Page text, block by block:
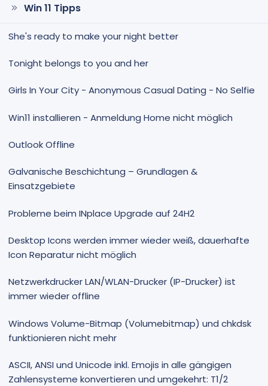
Win 11 Tipps
She's ready to make your night better
Tonight belongs to you and her
Girls In Your City - Anonymous Casual Dating - No Selfie
Win11 installieren - Anmeldung Home nicht möglich
Outlook Offline
Galvanische Beschichtung – Grundlagen &
Einsatzgebiete
Probleme beim INplace Upgrade auf 24H2
Desktop Icons werden immer wieder weiß, dauerhafte
Icon Reparatur nicht möglich
Netzwerkdrucker LAN/WLAN-Drucker (IP-Drucker) ist
immer wieder offline
Windows Volume-Bitmap (Volumebitmap) und chkdsk
funktionieren nicht mehr
ASCII, ANSI und Unicode inkl. Emojis in alle gängigen
Zahlensysteme konvertieren und umgekehrt: T1/2